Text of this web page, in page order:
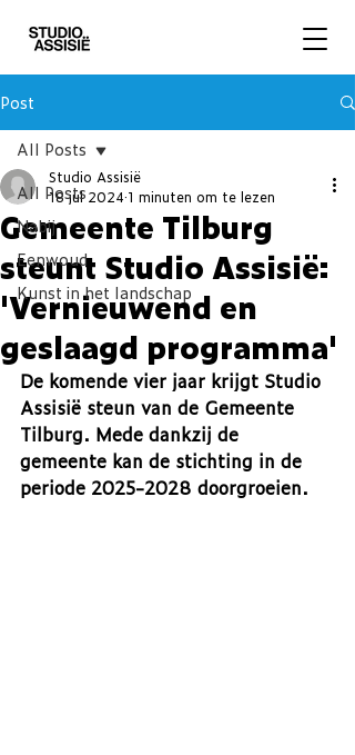
Post
All Posts
Nabij
Eenwoud
Kunst in het landschap
All Posts
Gemeente Tilburg
steunt Studio Assisië:
'Vernieuwend en
geslaagd programma'
Studio Assisië
18 jul 2024 1 minuten om te lezen
De komende vier jaar krijgt Studio
Assisië steun van de Gemeente
Tilburg. Mede dankzij de
gemeente kan de stichting in de
periode 2025-2028 doorgroeien.